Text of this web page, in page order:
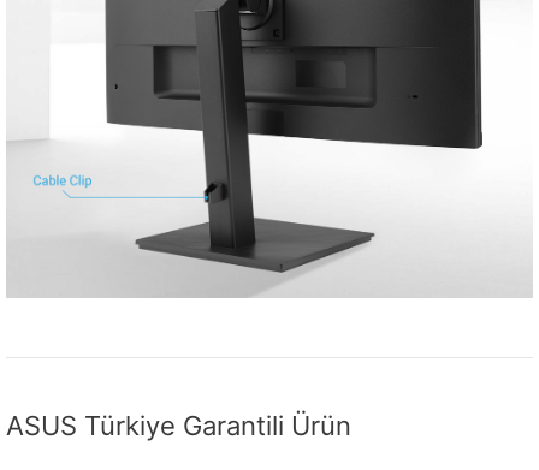
ASUS Türkiye Garantili Ürün